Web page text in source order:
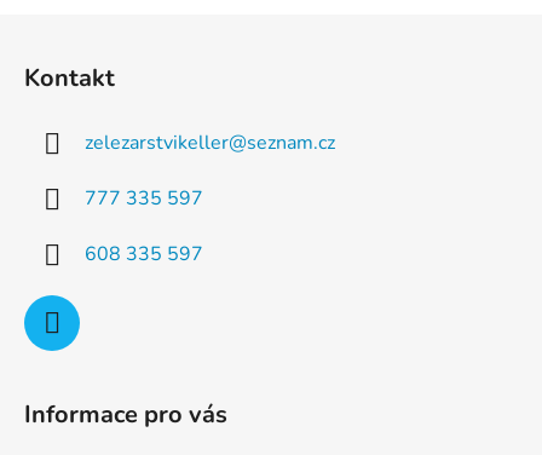
v
Kontakt
zelezarstvikeller@seznam.cz
777 335 597
608 335 597
Informace pro vás